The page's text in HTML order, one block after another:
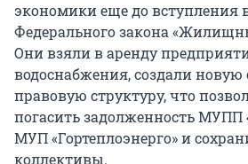
экономики еще до вступления
Федерального закона
Они взяли в аренду
водоснабжения, создали
правовую структуру, что
погасить задолженность МУПП
МУП «Гортеплоэнерго» и
коллективы.